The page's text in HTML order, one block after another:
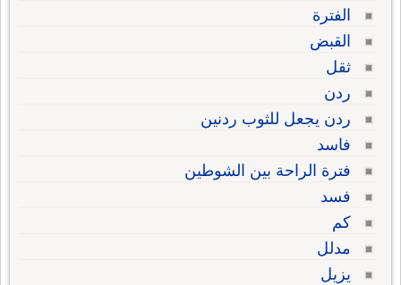
الفترة
القبض
ثقل
ردن
ردن يجعل للثوب ردنين
فاسد
فترة الراحة بين الشوطين
فسد
كم
مدلل
يزيل